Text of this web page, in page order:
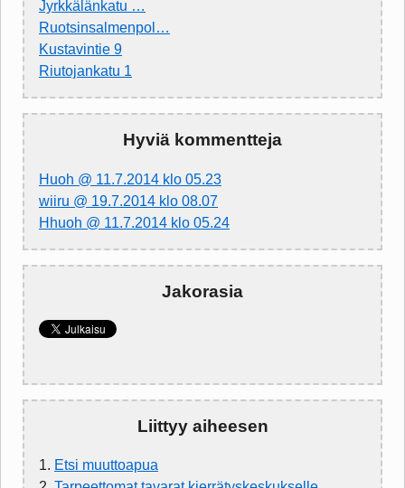
Jyrkkälänkatu …
Ruotsinsalmenpol…
Kustavintie 9
Riutojankatu 1
Hyviä kommentteja
Huoh @ 11.7.2014 klo 05.23
wiiru @ 19.7.2014 klo 08.07
Hhuoh @ 11.7.2014 klo 05.24
Jakorasia
Liittyy aiheesen
1. Etsi muuttoapua